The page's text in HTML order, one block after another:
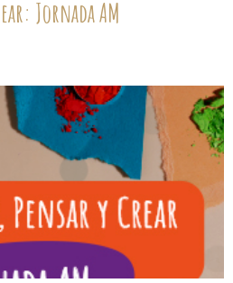
Jornada AM